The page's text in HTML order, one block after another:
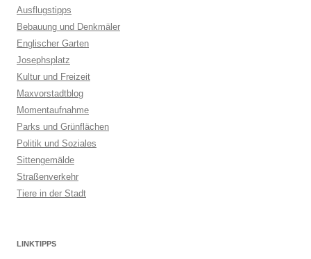
Ausflugstipps
Bebauung und Denkmäler
Englischer Garten
Josephsplatz
Kultur und Freizeit
Maxvorstadtblog
Momentaufnahme
Parks und Grünflächen
Politik und Soziales
Sittengemälde
Straßenverkehr
Tiere in der Stadt
LINKTIPPS